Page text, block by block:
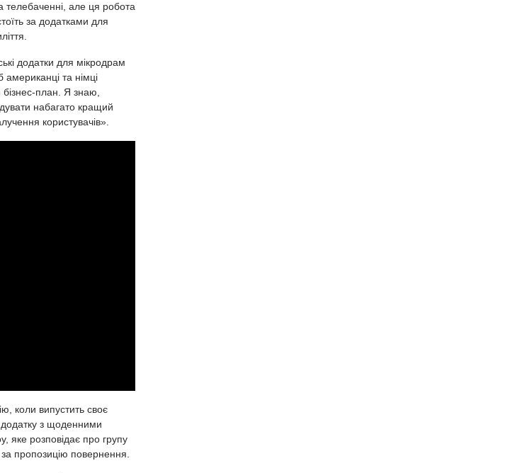
телебаченні, але ця робота
за додатками для
додатки для мікродрам
та німці
план. Я знаю,
набагато кращий
користувачів».
коли випустить своє
з щоденними
яке розповідає про групу
за пропозицію повернення.